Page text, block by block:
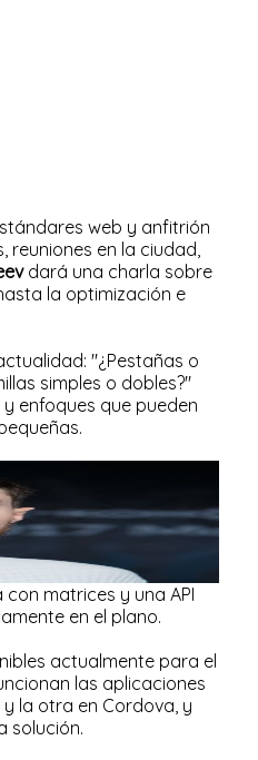
web y anfitrión
en la ciudad,
dará una charla sobre
la optimización e
"¿Pestañas o
simples o dobles?"
enfoques que pueden
matrices y una API
en el plano.
actualmente para el
las aplicaciones
la otra en Cordova, y
solución.